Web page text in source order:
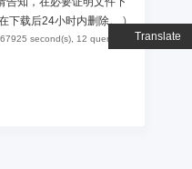
Translate
下载后24小时内删除。)
second(s), 12 queries .